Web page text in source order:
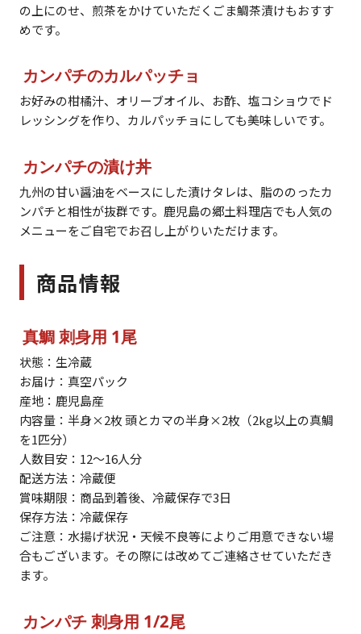
の上にのせ、煎茶をかけていただくごま鯛茶漬けもおすす
めです。
カンパチのカルパッチョ
お好みの柑橘汁、オリーブオイル、お酢、塩コショウでド
レッシングを作り、カルパッチョにしても美味しいです。
カンパチの漬け丼
九州の甘い醤油をベースにした漬けタレは、脂ののったカ
ンパチと相性が抜群です。鹿児島の郷土料理店でも人気の
メニューをご自宅でお召し上がりいただけます。
商品情報
真鯛 刺身用 1尾
状態：生冷蔵
お届け：真空パック
産地：鹿児島産
内容量：半身×2枚 頭とカマの半身×2枚（2kg以上の真鯛
を1匹分）
人数目安：12～16人分
配送方法：冷蔵便
賞味期限：商品到着後、冷蔵保存で3日
保存方法：冷蔵保存
ご注意：水揚げ状況・天候不良等によりご用意できない場
合もございます。その際には改めてご連絡させていただき
ます。
カンパチ 刺身用 1/2尾